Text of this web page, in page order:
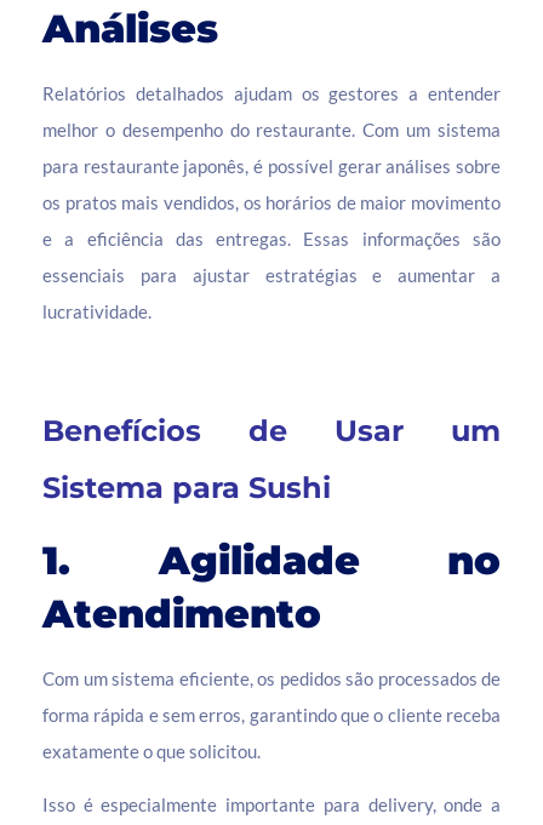
Análises
Relatórios detalhados ajudam os gestores a entender
melhor o desempenho do restaurante. Com um sistema
para restaurante japonês, é possível gerar análises sobre
os pratos mais vendidos, os horários de maior movimento
e a eficiência das entregas. Essas informações são
essenciais para ajustar estratégias e aumentar a
lucratividade.
Benefícios de Usar um
Sistema para Sushi
1. Agilidade no
Atendimento
Com um sistema eficiente, os pedidos são processados de
forma rápida e sem erros, garantindo que o cliente receba
exatamente o que solicitou.
Isso é especialmente importante para delivery, onde a